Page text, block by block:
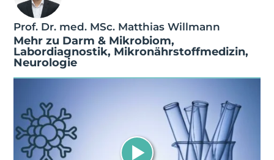
Prof. Dr. med. MSc. Matthias Willmann
Mehr zu Darm & Mikrobiom,
Labordiagnostik, Mikronährstoffmedizin,
Neurologie